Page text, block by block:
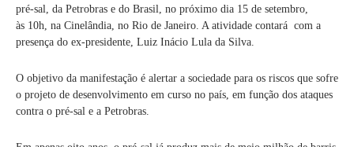
pré-sal, da Petrobras e do Brasil, no próximo dia 15 de setembro,
às 10h, na Cinelândia, no Rio de Janeiro. A atividade contará com a
presença do ex-presidente, Luiz Inácio Lula da Silva.
O objetivo da manifestação é alertar a sociedade para os riscos que sofre
o projeto de desenvolvimento em curso no país, em função dos ataques
contra o pré-sal e a Petrobras.